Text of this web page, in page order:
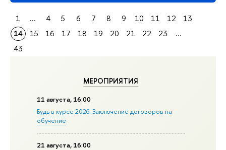
МЕРОПРИЯТИЯ
11 августа, 16:00
Будь в курсе 2026: Заключение договоров на
обучение
21 августа, 16:00
1 ... 4 5 6 7 8 9 10 11 12
13
14
15 16 17 18 19 20 21 22 23
...
43